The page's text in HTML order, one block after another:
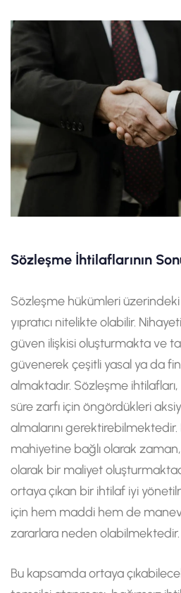
Sözleşme İhtilaflarının
Sözleşme hükümleri
yıpratıcı nitelikte olabilir.
güven ilişkisi oluşturmakta ve
güvenerek çeşitli yasal ya da
almaktadır. Sözleşme
süre zarfı için öngördükleri
almalarını gerektirebilmektedir.
mahiyetine bağlı olarak
olarak bir maliyet
ortaya çıkan bir ihtilaf iyi
için hem maddi hem de
zararlara neden olabilmektedir.
Bu kapsamda ortaya